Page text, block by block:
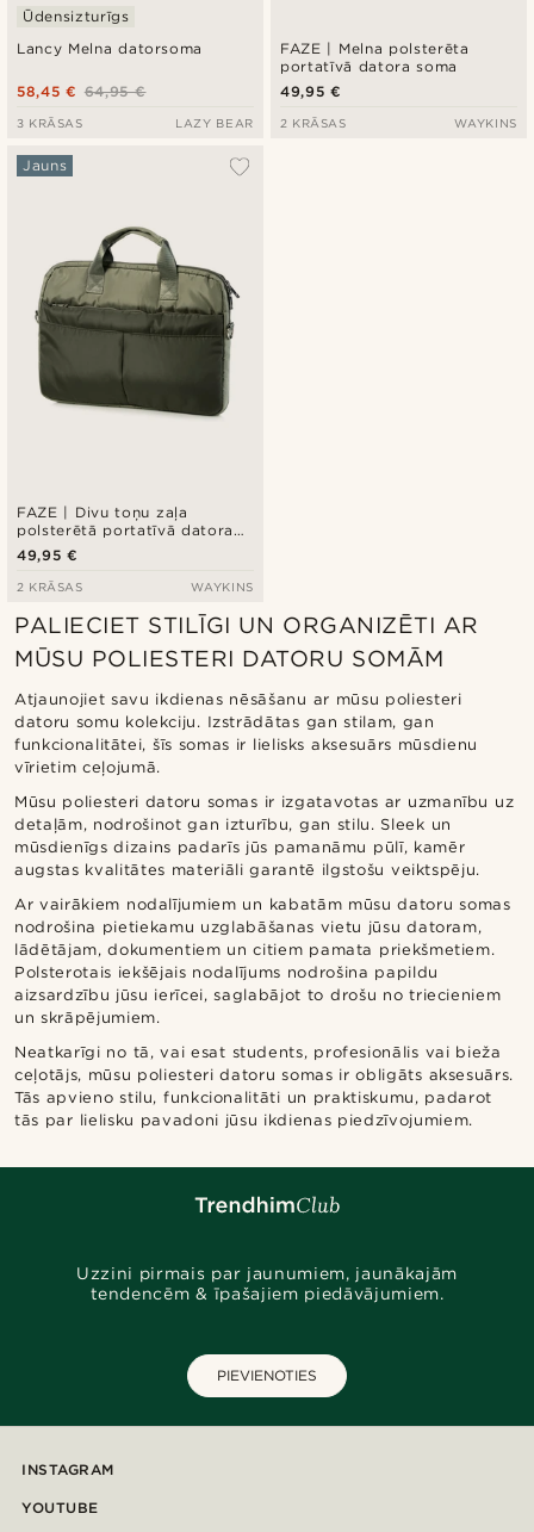
Lancy Melna datorsoma
Ūdensizturīgs
64,95 €
58,45 €
3 KRĀSAS LAZY BEAR
FAZE | Melna polsterēta
portatīvā datora soma
49,95 €
2 KRĀSAS WAYKINS
FAZE | Divu toņu zaļa
polsterētā portatīvā datora
soma
Jauns
49,95 €
2 KRĀSAS WAYKINS
PALIECIET STILĪGI UN ORGANIZĒTI AR
MŪSU POLIESTERI DATORU SOMĀM
Atjaunojiet savu ikdienas nēsāšanu ar mūsu poliesteri
datoru somu kolekciju. Izstrādātas gan stilam, gan
funkcionalitātei, šīs somas ir lielisks aksesuārs mūsdienu
vīrietim ceļojumā.
Mūsu poliesteri datoru somas ir izgatavotas ar uzmanību uz
detaļām, nodrošinot gan izturību, gan stilu. Sleek un
mūsdienīgs dizains padarīs jūs pamanāmu pūlī, kamēr
augstas kvalitātes materiāli garantē ilgstošu veiktspēju.
Ar vairākiem nodalījumiem un kabatām mūsu datoru somas
nodrošina pietiekamu uzglabāšanas vietu jūsu datoram,
lādētājam, dokumentiem un citiem pamata priekšmetiem.
Polsterotais iekšējais nodalījums nodrošina papildu
aizsardzību jūsu ierīcei, saglabājot to drošu no triecieniem
un skrāpējumiem.
Neatkarīgi no tā, vai esat students, profesionālis vai bieža
ceļotājs, mūsu poliesteri datoru somas ir obligāts aksesuārs.
Tās apvieno stilu, funkcionalitāti un praktiskumu, padarot
tās par lielisku pavadoni jūsu ikdienas piedzīvojumiem.
Uzzini pirmais par jaunumiem, jaunākajām
tendencēm & īpašajiem piedāvājumiem.
PIEVIENOTIES
INSTAGRAM
YOUTUBE